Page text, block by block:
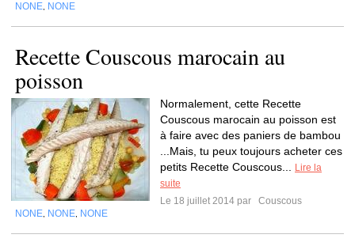
NONE NONE
Recette Couscous marocain au
poisson
Normalement, cette Recette
Couscous marocain au poisson est
à faire avec des paniers de bambou
...Mais, tu peux toujours acheter ces
petits Recette Couscous...
Lire la
suite
Le 18 juillet 2014 par
Couscous
NONE NONE NONE